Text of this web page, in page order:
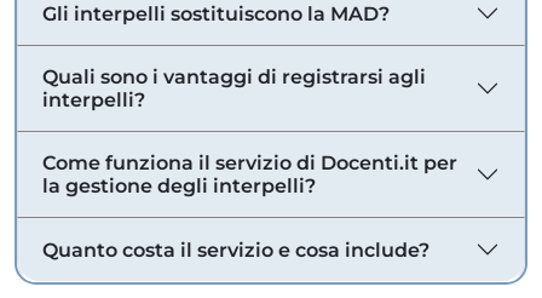
Gli interpelli sostituiscono la MAD?
Quali sono i vantaggi di registrarsi agli
interpelli?
Come funziona il servizio di Docenti.it per
la gestione degli interpelli?
Quanto costa il servizio e cosa include?